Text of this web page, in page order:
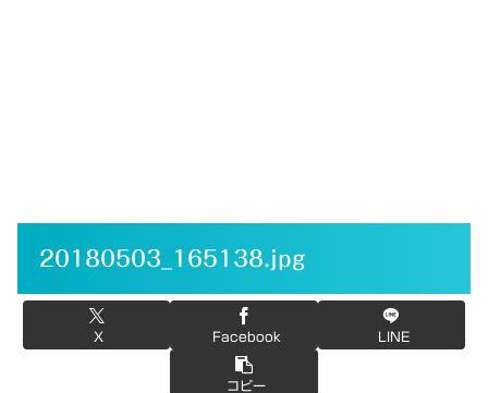
20180503_165138.jpg
X Facebook LINE
コピー